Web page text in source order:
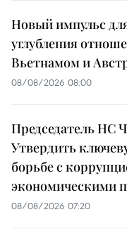
Новый импульс
углубления
Вьетнамом и
08/08/2026 08:00
Председатель НС
Утвердить
борьбе с
экономическими
08/08/2026 07:20